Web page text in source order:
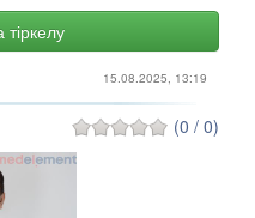
15.08.2025, 13:19
(0 / 0)